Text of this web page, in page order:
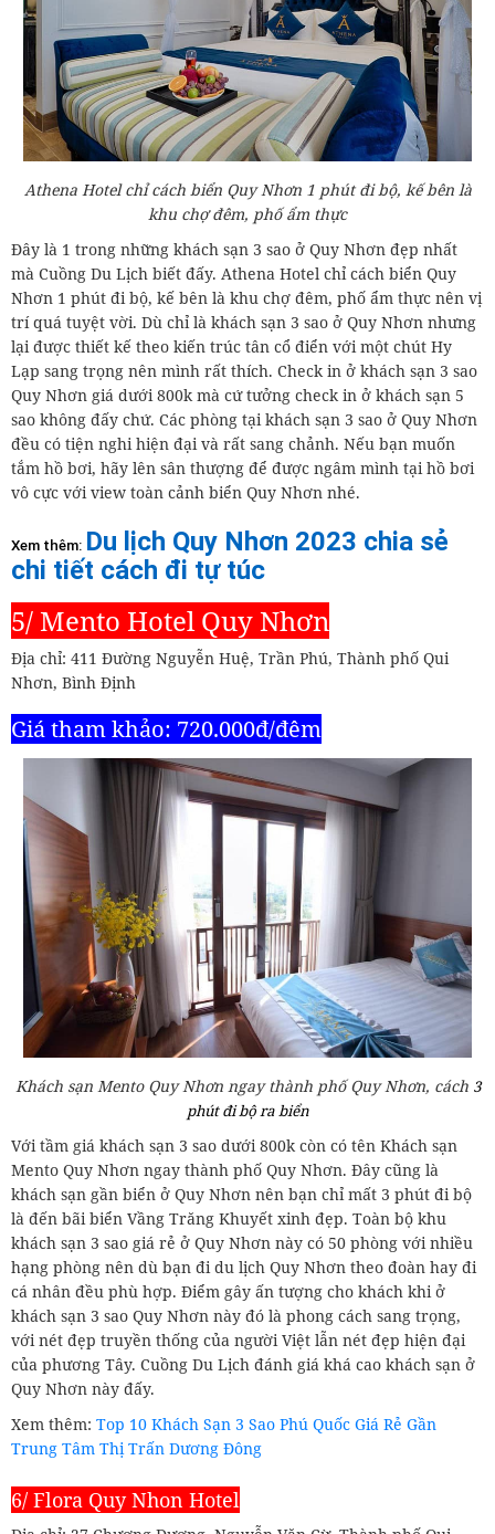
Athena Hotel chỉ cách biển Quy Nhơn 1 phút đi bộ, kế bên là
khu chợ đêm, phố ẩm thực
Đây là 1 trong những khách sạn 3 sao ở Quy Nhơn đẹp nhất
mà Cuồng Du Lịch biết đấy. Athena Hotel chỉ cách biển Quy
Nhơn 1 phút đi bộ, kế bên là khu chợ đêm, phố ẩm thực nên vị
trí quá tuyệt vời. Dù chỉ là khách sạn 3 sao ở Quy Nhơn nhưng
lại được thiết kế theo kiến trúc tân cổ điển với một chút Hy
Lạp sang trọng nên mình rất thích. Check in ở khách sạn 3 sao
Quy Nhơn giá dưới 800k mà cứ tưởng check in ở khách sạn 5
sao không đấy chứ. Các phòng tại khách sạn 3 sao ở Quy Nhơn
đều có tiện nghi hiện đại và rất sang chảnh. Nếu bạn muốn
tắm hồ bơi, hãy lên sân thượng để được ngâm mình tại hồ bơi
vô cực với view toàn cảnh biển Quy Nhơn nhé.
Xem thêm: Du lịch Quy Nhơn 2023 chia sẻ
chi tiết cách đi tự túc
5/ Mento Hotel Quy Nhơn
Địa chỉ: 411 Đường Nguyễn Huệ, Trần Phú, Thành phố Qui
Nhơn, Bình Định
Giá tham khảo: 720.000đ/đêm
Khách sạn Mento Quy Nhơn ngay thành phố Quy Nhơn, cách 3
phút đi bộ ra biển
Với tầm giá khách sạn 3 sao dưới 800k còn có tên Khách sạn
Mento Quy Nhơn ngay thành phố Quy Nhơn. Đây cũng là
khách sạn gần biển ở Quy Nhơn nên bạn chỉ mất 3 phút đi bộ
là đến bãi biển Vầng Trăng Khuyết xinh đẹp. Toàn bộ khu
khách sạn 3 sao giá rẻ ở Quy Nhơn này có 50 phòng với nhiều
hạng phòng nên dù bạn đi du lịch Quy Nhơn theo đoàn hay đi
cá nhân đều phù hợp. Điểm gây ấn tượng cho khách khi ở
khách sạn 3 sao Quy Nhơn này đó là phong cách sang trọng,
với nét đẹp truyền thống của người Việt lẫn nét đẹp hiện đại
của phương Tây. Cuồng Du Lịch đánh giá khá cao khách sạn ở
Quy Nhơn này đấy.
Xem thêm: Top 10 Khách Sạn 3 Sao Phú Quốc Giá Rẻ Gần
Trung Tâm Thị Trấn Dương Đông
6/ Flora Quy Nhon Hotel